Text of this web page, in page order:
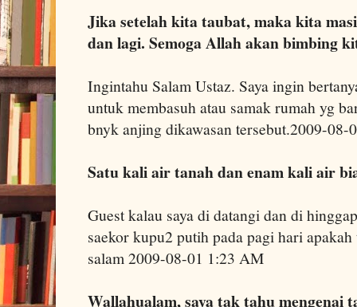
Jika setelah kita taubat, maka kita
dan lagi. Semoga Allah akan bimbing
Ingintahu Salam Ustaz. Saya ingin
untuk membasuh atau samak rumah yg
bnyk anjing dikawasan tersebut.2009-08-
Satu kali air tanah dan enam kali air
Guest kalau saya di datangi dan di
saekor kupu2 putih pada pagi hari
salam 2009-08-01 1:23 AM
Wallahualam, saya tak tahu mengenai